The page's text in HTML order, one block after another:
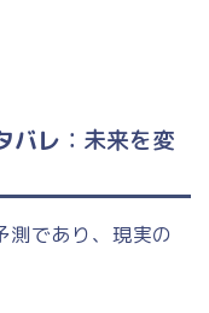
バレ ：未来を変
測であり、現実の